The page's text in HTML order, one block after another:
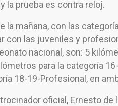
la prueba es contra reloj.
la mañana, con las
con las juveniles y
nacional, son: 5
para la categoría
18-19-Profesional, en
oficial, Ernesto de